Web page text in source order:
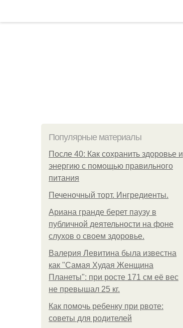
Популярные материалы
После 40: Как сохранить здоровье и
энергию с помощью правильного
питания
Печеночный торт. Ингредиенты.
Ариана гранде берет паузу в
публичной деятельности на фоне
слухов о своем здоровье.
Валерия Левитина была известна
как "Самая Худая Женщина
Планеты": при росте 171 см её вес
не превышал 25 кг.
Как помочь ребенку при рвоте:
советы для родителей